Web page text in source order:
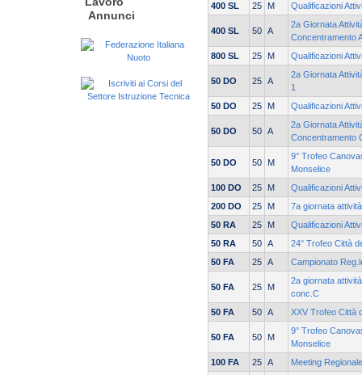
Annunci
400 SL
25 M Qualificazioni
400 SL 50 A
2a Giornata
Concentramento
800 SL
25 M Qualificazioni
50 DO 25 A
2a Giornata
1
50 DO
25 M Qualificazioni
50 DO 50 A
2a Giornata
Concentramento
50 DO 50 M
9° Trofeo
Monselice
100 DO
25 M
Qualificazioni
200 DO
25 M
7a giornata
50 RA
25 M
Qualificazioni
50 RA
50 A
24° Trofeo Città
50 FA
25 A Campionato
50 FA 25 M
2a giornata
conc.C
50 FA
50 A XXV Trofeo Città
50 FA 50 M
9° Trofeo
Monselice
100 FA
25 A Meeting